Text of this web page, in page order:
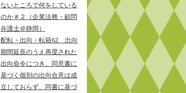
ないところで何をしている
のか＃２（企業法務・顧問
弁護士＠静岡）
配転・出向・転籍62 出向
期間延長のうえ再度された
出向命令につき、同意書に
基づく個別の出向合意は成
立しておらず、同書に基づ